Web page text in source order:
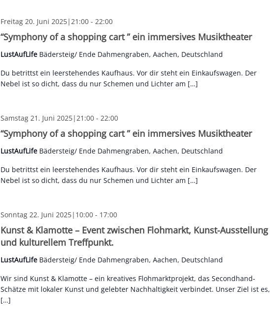
“Symphony of a shopping cart ” ein immersives Musiktheater
Freitag 20. Juni 2025|21:00- 22:00
LustAufLife Bädersteig/ Ende Dahmengraben, Aachen, Deutschland
Du betrittst ein leerstehendes Kaufhaus. Vor dir steht ein Einkaufswagen. Der
Nebel ist so dicht, dass du nur Schemen und Lichter am […]
“Symphony of a shopping cart ” ein immersives Musiktheater
Samstag 21. Juni 2025|21:00- 22:00
LustAufLife Bädersteig/ Ende Dahmengraben, Aachen, Deutschland
Du betrittst ein leerstehendes Kaufhaus. Vor dir steht ein Einkaufswagen. Der
Nebel ist so dicht, dass du nur Schemen und Lichter am […]
Kunst & Klamotte – Event zwischen Flohmarkt, Kunst-Ausstellung
und kulturellem Treffpunkt.
Sonntag 22. Juni 2025|10:00- 17:00
LustAufLife Bädersteig/ Ende Dahmengraben, Aachen, Deutschland
Wir sind Kunst & Klamotte – ein kreatives Flohmarktprojekt, das Secondhand-
Schätze mit lokaler Kunst und gelebter Nachhaltigkeit verbindet. Unser Ziel ist es,
[…]